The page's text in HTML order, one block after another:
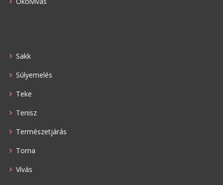
Sakk
Súlyemelés
Teke
Tenisz
Természetjárás
Torna
Vívás